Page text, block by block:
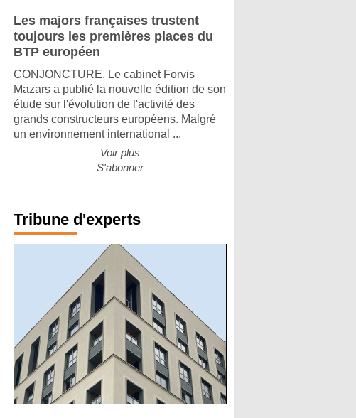
Les majors françaises trustent
toujours les premières places du
BTP européen
CONJONCTURE. Le cabinet Forvis
Mazars a publié la nouvelle édition de son
étude sur l'évolution de l'activité des
grands constructeurs européens. Malgré
un environnement international ...
Voir plus
S'abonner
Tribune d'experts